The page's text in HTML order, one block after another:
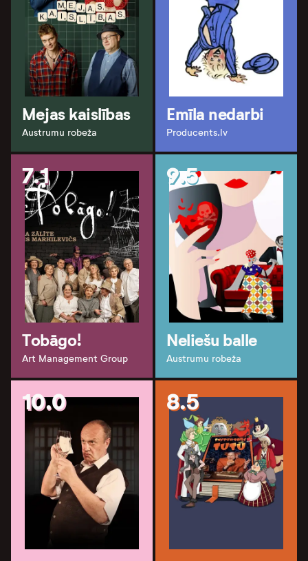
Mejas kaislības
Austrumu robeža
Emīla nedarbi
Producents.lv
7.1
Tobāgo!
Art Management Group
9.5
Neliešu balle
Austrumu robeža
10.0 8.5